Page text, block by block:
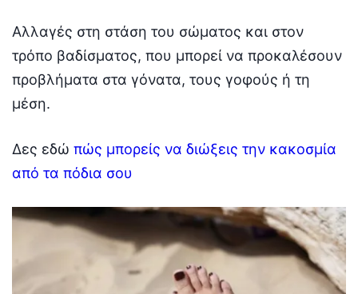
Αλλαγές στη στάση του σώματος και στον
τρόπο βαδίσματος, που μπορεί να προκαλέσουν
προβλήματα στα γόνατα, τους γοφούς ή τη
μέση.
Δες εδώ πώς μπορείς να διώξεις την κακοσμία
από τα πόδια σου